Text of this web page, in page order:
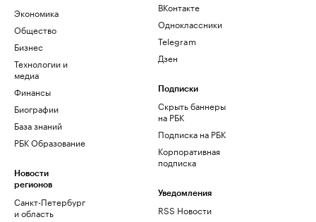
Экономика
Общество
Бизнес
Технологии и
медиа
Финансы
Биографии
База знаний
РБК Образование
Новости
регионов
Санкт-Петербург
и область
ВКонтакте
Одноклассники
Telegram
Дзен
Подписки
Скрыть баннеры
на РБК
Подписка на РБК
Корпоративная
подписка
Уведомления
RSS Новости